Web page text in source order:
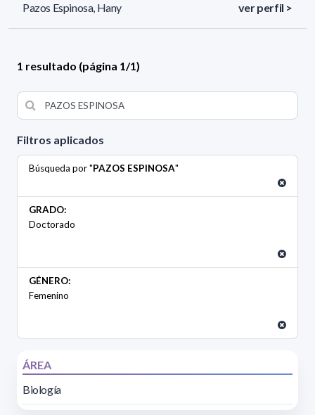
Filtros aplicados
Búsqueda por "PAZOS ESPINOSA"
GRADO:
Doctorado
GÉNERO:
Femenino
ÁREA
Biología
Pazos Espinosa, Hany ver perfil >
1 resultado (página 1/1)